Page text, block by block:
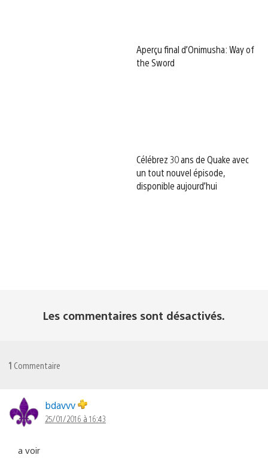
Aperçu final d’Onimusha: Way of
the Sword
Célébrez 30 ans de Quake avec
un tout nouvel épisode,
disponible aujourd’hui
Les commentaires sont désactivés.
1 Commentaire
bdavvv
25/01/2016 à 16:43
a voir